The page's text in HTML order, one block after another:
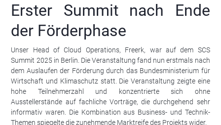
Erster Summit nach Ende
der Förderphase
Unser Head of Cloud Operations, Freerk, war auf dem SCS
Summit 2025 in Berlin. Die Veranstaltung fand nun erstmals nach
dem Auslaufen der Förderung durch das Bundesministerium für
Wirtschaft und Klimaschutz statt. Die Veranstaltung zeigte eine
hohe Teilnehmerzahl und konzentrierte sich ohne
Ausstellerstände auf fachliche Vorträge, die durchgehend sehr
informativ waren. Die Kombination aus Business- und Technik-
Themen spiegelte die zunehmende Marktreife des Projekts wider.